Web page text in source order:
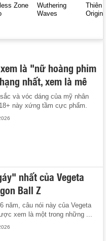
Zone
Wuthering
Waves
Thiên
Origin
là "nữ hoàng phim
nhất, xem là mê
và vóc dáng của mỹ nhân
này xứng tầm cực phẩm.
nhất của Vegeta
Ball Z
năm, câu nói này của Vegeta
xem là một trong những ...